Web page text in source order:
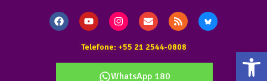
Telefone: +55 21 2544-0808
WhatsApp 180